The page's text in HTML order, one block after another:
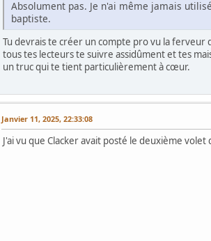
Absolument pas. Je n'ai même jamais
baptiste.
Tu devrais te créer un compte pro vu la ferveur
tous tes lecteurs te suivre assidûment et tes
un truc qui te tient particulièrement à cœur.
Janvier 11, 2025, 22:33:08
J'ai vu que Clacker avait posté le deuxième